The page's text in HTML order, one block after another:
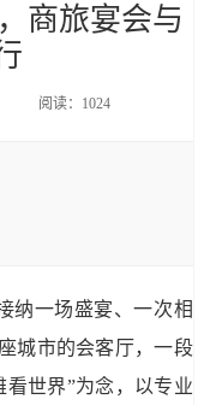
商旅宴会与
阅读：1024
一场盛宴、一次相
城市的会客厅，一段
世界”为念，以专业